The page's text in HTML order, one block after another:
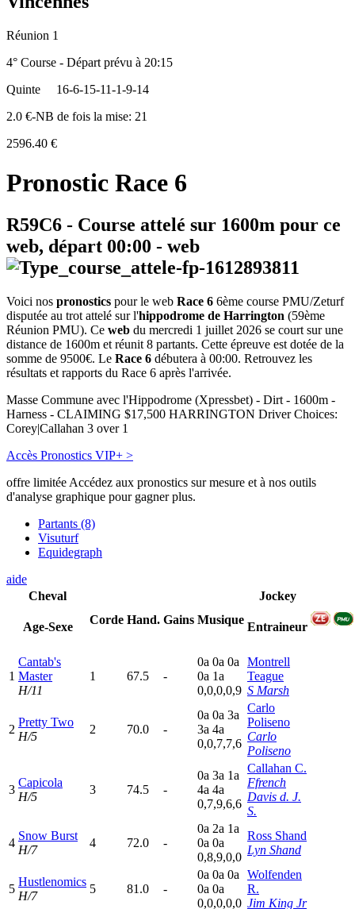
Réunion 1
4° Course - Départ prévu à 20:15
Quinte
16-6-15-11-1-9-14
2.0 €-NB de fois la mise: 21
2596.40 €
Pronostic Race 6
R59C6 - Course attelé sur 1600m pour ce
web, départ 00:00 - web
Voici nos pronostics pour le web Race 6 6ème course PMU/Zeturf
disputée au trot attelé sur l'hippodrome de Harrington (59ème
Réunion PMU). Ce web du mercredi 1 juillet 2026 se court sur une
distance de 1600m et réunit 8 partants. Cette épreuve est dotée de la
somme de 9500€. Le Race 6 débutera à 00:00. Retrouvez les
résultats et rapports du Race 6 après l'arrivée.
Masse Commune avec l'Hippodrome (Xpressbet) - Dirt - 1600m -
Harness - CLAIMING $17,500 HARRINGTON Driver Choices:
Corey|Callahan 3 over 1
Accès Pronostics VIP+ >
offre limitée Accédez aux pronostics sur mesure et à nos outils
d'analyse graphique pour gagner plus.
Partants (8)
Visuturf
Equidegraph
aide
Cheval
Age-Sexe
Corde Hand. Gains Musique
Jockey
Entraineur
1
Cantab's
Master
H/11
1 67.5 -
0a 0a 0a
0a 1a
0,0,0,0,9
Montrell
Teague
S Marsh
2
Pretty Two
H/5
2 70.0 -
0a 0a 3a
3a 4a
0,0,7,7,6
Carlo
Poliseno
Carlo
Poliseno
3
Capicola
H/5
3 74.5 -
0a 3a 1a
4a 4a
0,7,9,6,6
Callahan C.
Ffrench
Davis d. J.
S.
4
Snow Burst
H/7
4 72.0 -
0a 2a 1a
0a 0a
0,8,9,0,0
Ross Shand
Lyn Shand
5
Hustlenomics
H/7
5 81.0 -
0a 0a 0a
0a 0a
0,0,0,0,0
Wolfenden
R.
Jim King Jr